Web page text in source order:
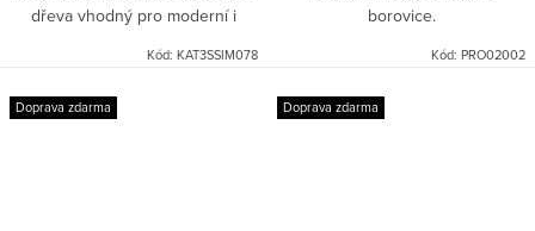
dřeva vhodný pro moderní i
Kód: KAT3SSIM078
borovice.
Kód: PRO02002
Doprava zdarma Doprava zdarma